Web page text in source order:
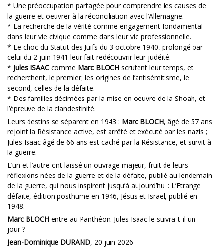
* Une préoccupation partagée pour comprendre les causes de
la guerre et oeuvrer à la réconciliation avec l’Allemagne.
* La recherche de la vérité comme engagement fondamental
dans leur vie civique comme dans leur vie professionnelle.
* Le choc du Statut des Juifs du 3 octobre 1940, prolongé par
celui du 2 juin 1941 leur fait redécouvrir leur judéité.
* Jules ISAAC comme Marc BLOCH scrutent leur temps, et
recherchent, le premier, les origines de l’antisémitisme, le
second, celles de la défaite.
* Des familles décimées par la mise en oeuvre de la Shoah, et
l’épreuve de la clandestinité.
Leurs destins se séparent en 1943 : Marc BLOCH, âgé de 57 ans
rejoint la Résistance active, est arrêté et exécuté par les nazis ;
Jules Isaac âgé de 66 ans est caché par la Résistance, et survit à
la guerre.
L’un et l’autre ont laissé un ouvrage majeur, fruit de leurs
réflexions nées de la guerre et de la défaite, publié au lendemain
de la guerre, qui nous inspirent jusqu’à aujourd’hui : L’Etrange
défaite, édition posthume en 1946, Jésus et Israël, publié en
1948.
Marc BLOCH entre au Panthéon. Jules Isaac le suivra-t-il un
jour ?
Jean-Dominique DURAND, 20 juin 2026